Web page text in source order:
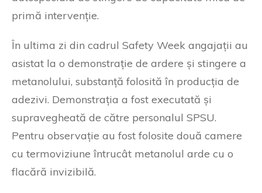
primă intervenție.
În ultima zi din cadrul Safety Week angajații au
asistat la o demonstrație de ardere și stingere a
metanolului, substanță folosită în producția de
adezivi. Demonstrația a fost executată și
supravegheată de către personalul SPSU.
Pentru observație au fost folosite două camere
cu termoviziune întrucât metanolul arde cu o
flacără invizibilă.